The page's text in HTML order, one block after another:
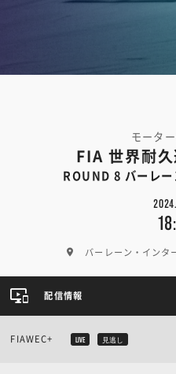
モータ
FIA 世界耐
ROUND 8 バーレ
バーレーン・インタ
配信情報
FIAWEC+ LIVE 見逃し